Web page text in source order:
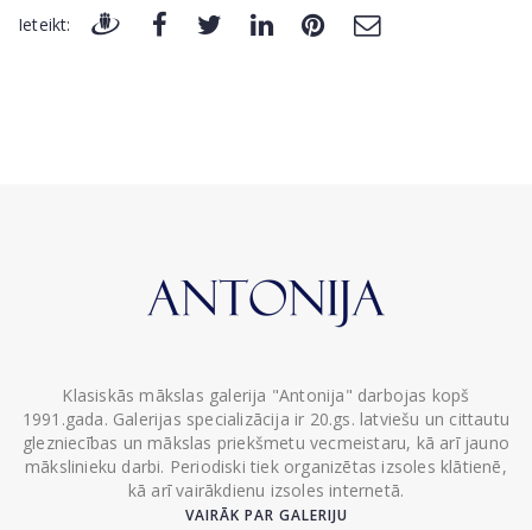
Ieteikt:
Klasiskās mākslas galerija "Antonija" darbojas kopš
1991.gada. Galerijas specializācija ir 20.gs. latviešu un cittautu
glezniecības un mākslas priekšmetu vecmeistaru, kā arī jauno
mākslinieku darbi. Periodiski tiek organizētas izsoles klātienē,
kā arī vairākdienu izsoles internetā.
VAIRĀK PAR GALERIJU